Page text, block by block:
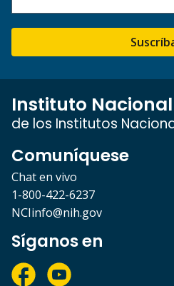
Instituto
de los Institutos
Comuníquese
Chat en vivo
1-800-422-6237
NCIinfo@nih.gov
Síganos en